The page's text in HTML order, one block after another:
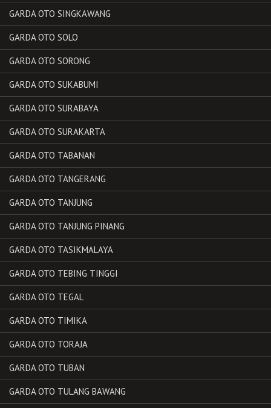
GARDA OTO SINGKAWANG
GARDA OTO SOLO
GARDA OTO SORONG
GARDA OTO SUKABUMI
GARDA OTO SURABAYA
GARDA OTO SURAKARTA
GARDA OTO TABANAN
GARDA OTO TANGERANG
GARDA OTO TANJUNG
GARDA OTO TANJUNG PINANG
GARDA OTO TASIKMALAYA
GARDA OTO TEBING TINGGI
GARDA OTO TEGAL
GARDA OTO TIMIKA
GARDA OTO TORAJA
GARDA OTO TUBAN
GARDA OTO TULANG BAWANG